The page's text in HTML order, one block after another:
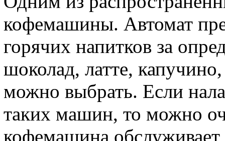
кофемашины. Автомат
горячих напитков за
шоколад, латте,
можно выбрать. Если
таких машин, то можно
кофемашина